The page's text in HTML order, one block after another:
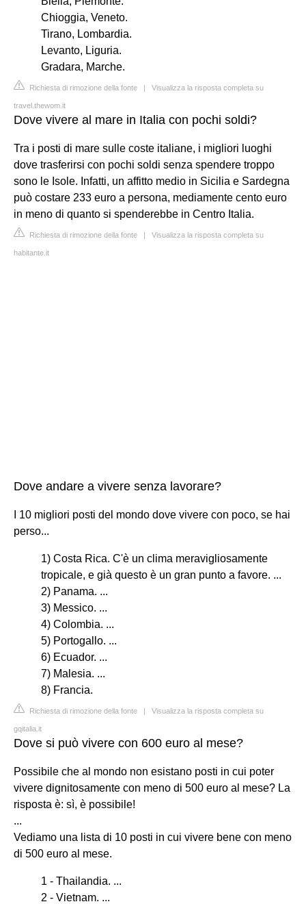
Chioggia, Veneto.
Tirano, Lombardia.
Levanto, Liguria.
Gradara, Marche.
Richiesta di rimozione della fonte | Visualizza la risposta completa su
travel.thewom.it
Dove vivere al mare in Italia con pochi soldi?
Tra i posti di mare sulle coste italiane, i migliori luoghi
dove trasferirsi con pochi soldi senza spendere troppo
sono le Isole. Infatti, un affitto medio in Sicilia e Sardegna
può costare 233 euro a persona, mediamente cento euro
in meno di quanto si spenderebbe in Centro Italia.
Richiesta di rimozione della fonte | Visualizza la risposta completa su
habitante.it
Dove andare a vivere senza lavorare?
I 10 migliori posti del mondo dove vivere con poco, se hai
perso...
1) Costa Rica. C'è un clima meravigliosamente
tropicale, e già questo è un gran punto a favore. ...
2) Panama. ...
3) Messico. ...
4) Colombia. ...
5) Portogallo. ...
6) Ecuador. ...
7) Malesia. ...
8) Francia.
Richiesta di rimozione della fonte | Visualizza la risposta completa su
gqitalia.it
Dove si può vivere con 600 euro al mese?
Possibile che al mondo non esistano posti in cui poter
vivere dignitosamente con meno di 500 euro al mese? La
risposta è: sì, è possibile!
...
Vediamo una lista di 10 posti in cui vivere bene con meno
di 500 euro al mese.
1 - Thailandia. ...
2 - Vietnam. ...